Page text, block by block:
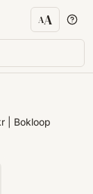
AA
| Bokloop